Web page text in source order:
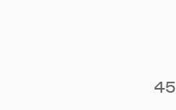
45